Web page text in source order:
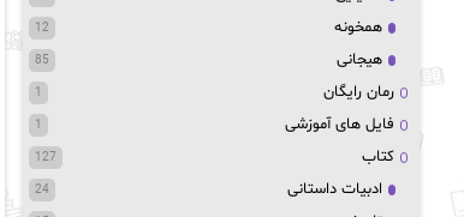
همخونه 12
هیجانی 85
رمان رایگان 1
فایل های آموزشی 1
کتاب 127
ادبیات داستانی 24